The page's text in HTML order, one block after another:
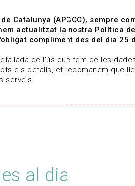
Serveis A qui
al dia
Catalunya (APGCC), sempre
actualitzat la nostra Política
compliment des del dia 25
de l'ús que fem de les
els detalls, et recomanem que
serveis.